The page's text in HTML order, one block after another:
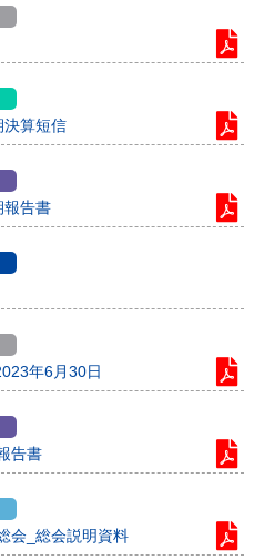
算短信
報告書
年6月30日
告書
会_総会説明資料